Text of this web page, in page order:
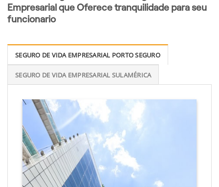
Empresarial que Oferece tranquilidade para seu
funcionario
SEGURO DE VIDA EMPRESARIAL PORTO SEGURO
SEGURO DE VIDA EMPRESARIAL SULAMÉRICA